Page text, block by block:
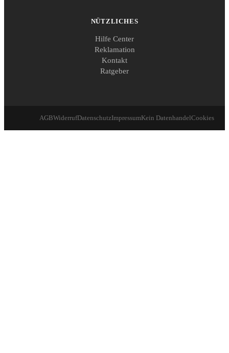
NÜTZLICHES
Hilfe Center
Reklamation
Kontakt
Ratgeber
AGBWiderrufDatenschutzImpressumKein DatenhandelCookies